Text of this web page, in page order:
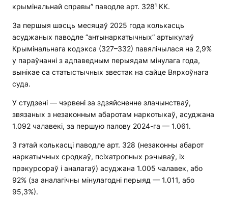
крымінальнай справы” паводле арт. 328¹ КК.
За першыя шэсць месяцаў 2025 года колькасць
асуджаных паводле “антынаркатычных” артыкулаў
Крымінальнага кодэкса (327–332) павялічылася на 2,9%
у параўнанні з адпаведным перыядам мінулага года,
вынікае са статыстычных звестак на сайце Вярхоўнага
суда.
У студзені — чэрвені за здзяйсненне злачынстваў,
звязаных з незаконным абаротам наркотыкаў, асуджана
1.092 чалавекі, за першую палову 2024-га — 1.061.
З гэтай колькасці паводле арт. 328 (незаконны абарот
наркатычных сродкаў, псіхатропных рэчываў, іх
прэкурсораў і аналагаў) асуджана 1.005 чалавек, або
92% (за аналагічны мінулагодні перыяд — 1.011, або
95,3%).